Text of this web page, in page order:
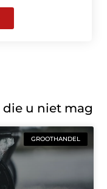
die u niet mag
GROOTHANDEL